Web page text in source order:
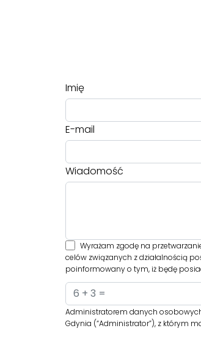
Imię
E-mail
Wiadomość
Wyrażam zgodę na
celów związanych z działalnością
poinformowany o tym, iż będę
Administratorem danych osobowych
Gdynia (“Administrator”), z którym